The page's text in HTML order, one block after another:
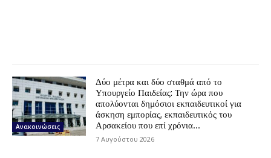
Ανακοινώσεις
Δύο μέτρα και δύο σταθμά από το
Υπουργείο Παιδείας: Την ώρα που
απολύονται δημόσιοι εκπαιδευτικοί για
άσκηση εμπορίας, εκπαιδευτικός του
Αρσακείου που επί χρόνια...
7 Αυγούστου 2026